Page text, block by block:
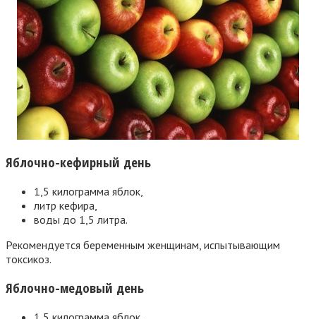
Яблочно-кефирный день
1,5 килограмма яблок,
литр кефира,
воды до 1,5 литра.
Рекомендуется беременным женщинам, испытывающим
токсикоз.
Яблочно-медовый день